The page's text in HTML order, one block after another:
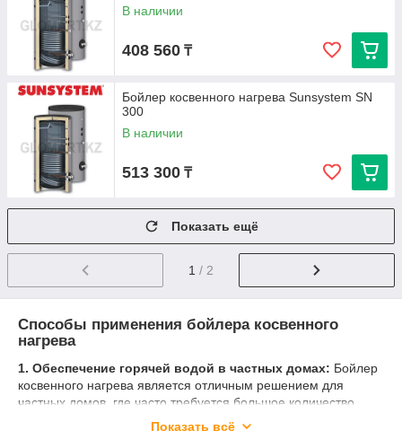
В наличии
408 560 ₸
Бойлер косвенного нагрева Sunsystem SN
300
В наличии
513 300 ₸
Показать ещё
1 / 2
Способы применения бойлера косвенного
нагрева
1. Обеспечение горячей водой в частных домах: Бойлер
косвенного нагрева является отличным решением для
частных домов, где часто требуется большое количество
горячей воды. Он эффективно использует тепло от системы
Показать всё